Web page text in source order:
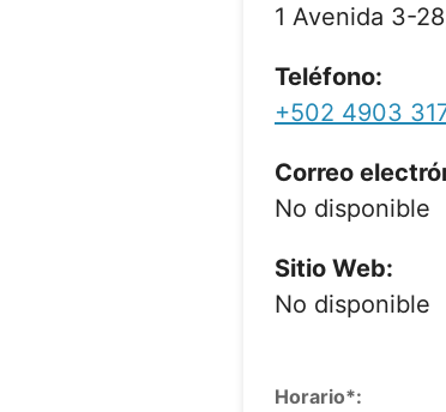
1 Avenida 3-
Teléfono:
+502 4903
Correo
No disponible
Sitio Web:
No disponible
Horario*: